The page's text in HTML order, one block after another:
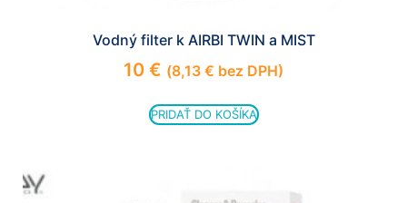
Vodný filter k AIRBI TWIN a MIST
10 € (8,13 € bez DPH)
PRIDAŤ DO KOŠÍKA